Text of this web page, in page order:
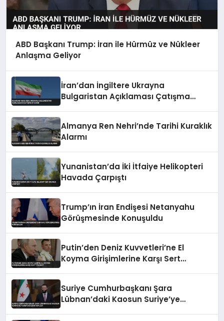
ABD Başkanı Trump: İran ile Hürmüz ve Nükleer
Anlaşma Geliyor
İran’dan İngiltere Ukrayna
Bulgaristan Açıklaması Çatışma
Almanya Ren Nehri’nde Tarihi Kuraklık
Alarmı
Yunanistan’da İki İtfaiye Helikopteri
Havada Çarpıştı
Trump’ın İran Endişesi Netanyahu
Görüşmesinde Konuşuldu
Putin’den Deniz Kuvvetleri’ne El
Koyma Girişimlerine Karşı Sert
Suriye Cumhurbaşkanı Şara
Lübnan’daki Kaosun Suriye’ye